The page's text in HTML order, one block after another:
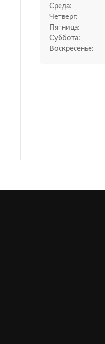
Среда:
Четверг:
Пятница:
Суббота:
Воскресенье: